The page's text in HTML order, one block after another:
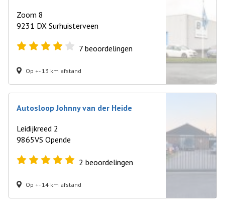
Zoom 8
9231 DX Surhuisterveen
7 beoordelingen
Op +- 13 km afstand
Autosloop Johnny van der Heide
Leidijkreed 2
9865VS Opende
2 beoordelingen
Op +- 14 km afstand